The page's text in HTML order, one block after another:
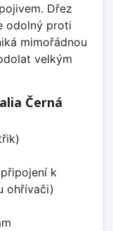
Dřez
odolný proti
mimořádnou
velkým
Černá
k
ohřívači)